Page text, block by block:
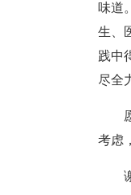
味道
生、
践中
尽全
考虑